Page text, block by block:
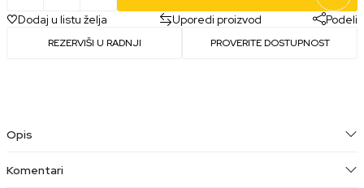
Dodaj u listu želja
Uporedi proizvod Podeli
REZERVIŠI U RADNJI PROVERITE DOSTUPNOST
Opis
Komentari